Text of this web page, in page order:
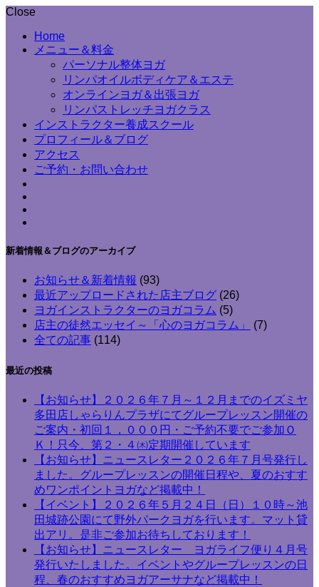
Close
Home
メニュー＆料金
パーソナル整体ヨガ
リンパオイルボディケア＆エステ
オンラインヨガ＆出張ヨガ
リンパストレッチヨガクラス
インストラクター養成スクール
プロフィール＆ブログ
アクセス
ご予約・お問い合わせ
新着情報＆ブログのアーカイブ
お知らせ＆新着情報 (93)
最近アップロードされた店主ブログ (26)
ヨガインストラクターのヨガコラム (5)
店主の徒然エッセイ～「心のヨガコラム」
(7)
全ての記事 (114)
最近の投稿
【お知らせ】２０２６年７月～１２月までのイズミヤ
多田店しゃらりんプラザにてグループレッスン開催の
ご案内・初回１，０００円・ご予約不要でご参加Ｏ
Ｋ！只今、第２・４㈭定期開催しています
【お知らせ】ニュースレター２０２６年７月号発行し
ました。グループレッスンの開催日程や、夏のおすす
めワンポイントヨガなど掲載中！
【イベント】２０２６年５月２４日（日）１０時～池
田城跡公園にて野外パークヨガを行います。マット貸
出アリ。是非ご参加お待ちしております！
【お知らせ】ニュースレター ヨガライフ便り４月号
発行いたしました。イベントやグループレッスンの日
程、春のおすすめヨガアーサナなど掲載中！